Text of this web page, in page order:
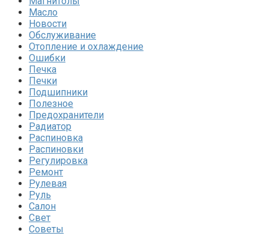
Масло
Новости
Обслуживание
Отопление и охлаждение
Ошибки
Печка
Печки
Подшипники
Полезное
Предохранители
Радиатор
Распиновка
Распиновки
Регулировка
Ремонт
Рулевая
Руль
Салон
Свет
Советы